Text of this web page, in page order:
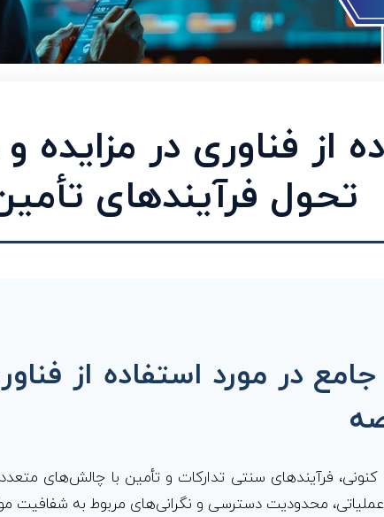
از فناوری در مزایده
تحول فرآیندهای
در مورد استفاده از
فرآیندهای سنتی تدارکات و تأمین با چالش‌های
عملیاتی، محدودیت دسترسی و نگرانی‌های مربوط به شفافیت